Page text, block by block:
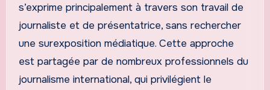
s’exprime principalement à travers son travail de
journaliste et de présentatrice, sans rechercher
une surexposition médiatique. Cette approche
est partagée par de nombreux professionnels du
journalisme international, qui privilégient le